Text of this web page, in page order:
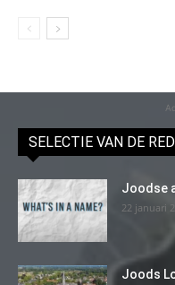
SELECTIE VAN DE
Joodse
22 januari
Joods